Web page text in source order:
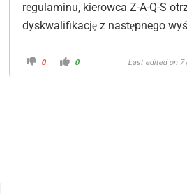
regulaminu, kierowca Z-A-Q-S
dyskwalifikację z następnego
0 0 Last edited on 7